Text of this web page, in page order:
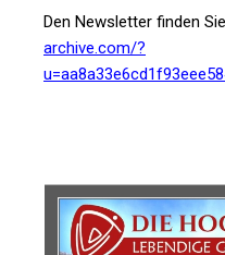
Den Newsletter finden
archive.com/?